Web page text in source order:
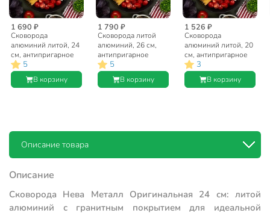
1 690 ₽
Сковорода
алюминий литой, 24
см, антипригарное
покрытие, Нева
Металл Посуда,
Оригинальная,
5
В корзину
1 790 ₽
Сковорода литой
алюминий, 26 см,
антипригарное
покрытие, Нева
Металл Посуда,
Оригинальная,
5
В корзину
1 526 ₽
Сковорода
алюминий литой, 20
см, антипригарное
покрытие, Нева
Металл Посуда,
Оригинальная,
3
В корзину
Описание товара
Описание
Сковорода Нева Металл Оригинальная 24 см: литой
алюминий с гранитным покрытием для идеальной